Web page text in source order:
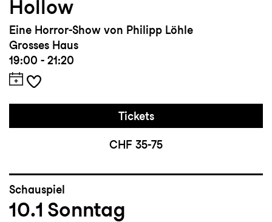
Hollow
Eine Horror-Show von Philipp Löhle
Grosses Haus
19:00 - 21:20
Tickets
CHF 35-75
Schauspiel
10.1 Sonntag